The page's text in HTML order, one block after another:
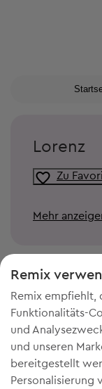
Lorenz
Zu
Mehr
DU
Remix
Remix empfiehlt,
Funktionalitäts-
und
und unseren
bereitgestellt
Personalisierung